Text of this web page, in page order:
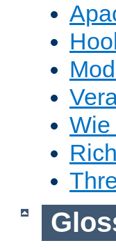
Wie